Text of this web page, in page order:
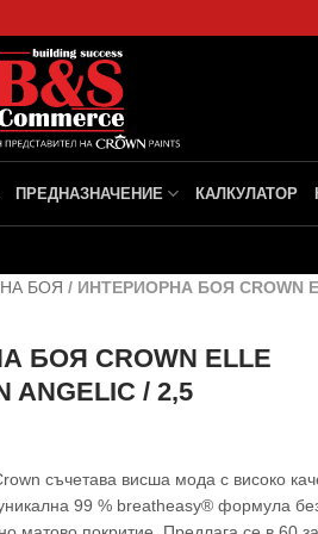
ПРЕДНАЗНАЧЕНИЕ КАЛКУЛАТОР
БОЯ / ИНТЕРИОРНА БОЯ CROWN
БОЯ CROWN ELLE
ANGELIC / 2,5
съчетава висша мода с високо
99 % breatheasy® формула